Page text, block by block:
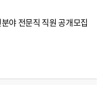
야 전문직 직원 공개모집